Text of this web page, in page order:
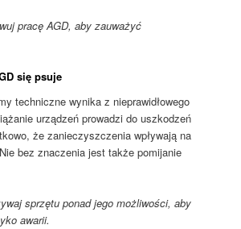
pracę AGD, aby zauważyć
się psuje
techniczne wynika z nieprawidłowego
urządzeń prowadzi do uszkodzeń
że zanieczyszczenia wpływają na
bez znaczenia jest także pomijanie
sprzętu ponad jego możliwości, aby
awarii.